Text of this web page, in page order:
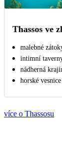
Thassos ve
malebné
intimní
nádherná
horské
více o Thassosu